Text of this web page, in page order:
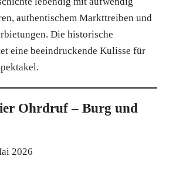
authentischem Markttreiben und
Die historische
eine beeindruckende Kulisse für
Ohrdruf – Burg und
2026